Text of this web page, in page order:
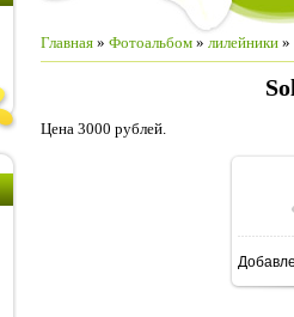
Главная » Фотоальбом » лилейники »
Цена 3000 рублей.